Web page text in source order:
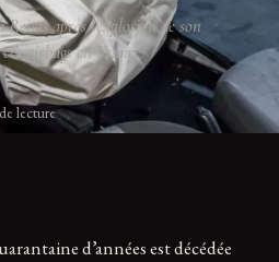
Reims après l'explosion de son
airbags en France.
lecture
d’années est décédée